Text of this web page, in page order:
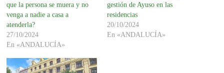
que la persona se muera y no
venga a nadie a casa a
atenderla?
27/10/2024
En «ANDALUCÍA»
gestión de Ayuso en las
residencias
20/10/2024
En «ANDALUCÍA»